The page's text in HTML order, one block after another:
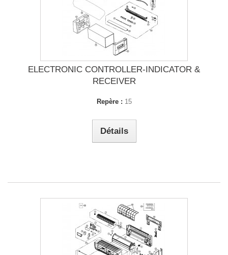
ELECTRONIC CONTROLLER-INDICATOR &
RECEIVER
Repère : 15
Détails